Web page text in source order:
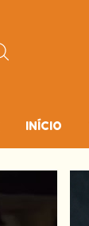
INÍCIO